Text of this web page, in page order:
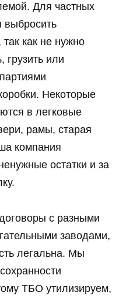
Для частных
выбросить
как не нужно
грузить или
Некоторые
в легковые
рамы, старая
компания
остатки и за
с разными
заводами,
легальна. Мы
ТБО утилизируем,